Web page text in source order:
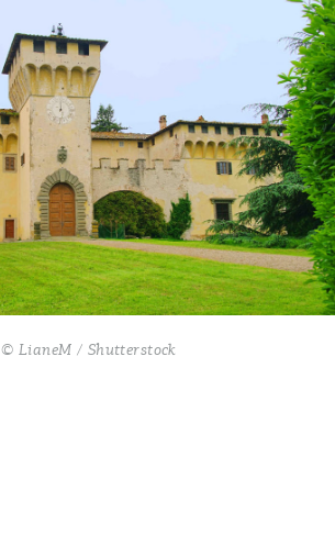
© LianeM / Shutterstock